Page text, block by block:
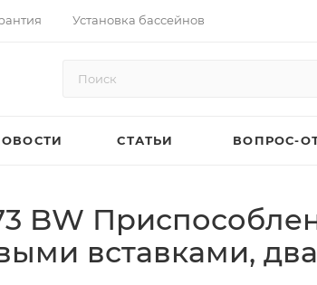
Установка бассейнов
СТАТЬИ ВОПРОС-
BW
вставками,